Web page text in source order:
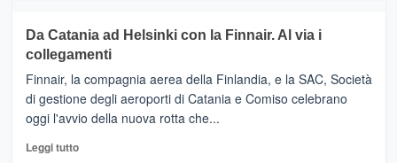
tappe
dell’enoturismo
RANDAZZO
–
Ci
siamo
quasi….
pronti
per
Da Catania ad Helsinki con la Finnair. Al via i
collegamenti
Finnair, la compagnia aerea della Finlandia, e la SAC, Società
di gestione degli aeroporti di Catania e Comiso celebrano
oggi l'avvio della nuova rotta che...
Leggi tuttoLeggi